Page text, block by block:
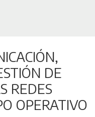
DE
REDES
OPERATIVO